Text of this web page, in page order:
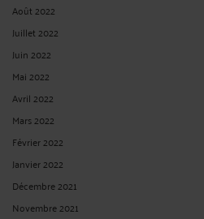
Août 2022
Juillet 2022
Juin 2022
Mai 2022
Avril 2022
Mars 2022
Février 2022
Janvier 2022
Décembre 2021
Novembre 2021